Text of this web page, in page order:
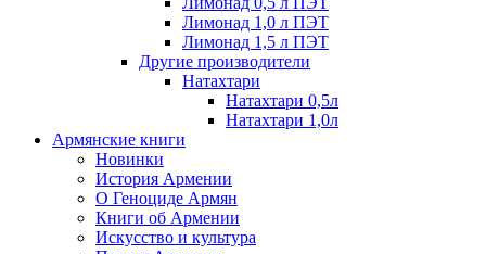
Лимонад 1,0 л ПЭТ
Лимонад 1,5 л ПЭТ
Другие производители
Натахтари
Натахтари 0,5л
Натахтари 1,0л
Армянские книги
Новинки
История Армении
О Геноциде Армян
Книги об Армении
Иcкусство и культура